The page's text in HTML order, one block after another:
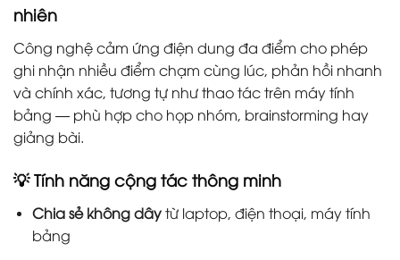
nhiên
Công nghệ cảm ứng điện dung đa điểm cho phép
ghi nhận nhiều điểm chạm cùng lúc, phản hồi nhanh
và chính xác, tương tự như thao tác trên máy tính
bảng — phù hợp cho họp nhóm, brainstorming hay
giảng bài.
💡 Tính năng cộng tác thông minh
Chia sẻ không dâytừ laptop, điện thoại, máy tính
bảng